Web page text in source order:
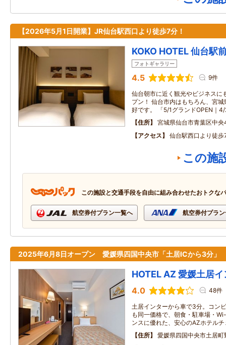
【2026年5月1日開業】JR仙台駅西口より徒歩7分！
KOKO HOTEL 仙台駅
フォトギャラリー
4.5 9件
仙台朝市に近く観光やビジネスに
プン！ 仙台市内はもちろん、宮
好です。 「5/1グランドOPEN｜
住所
宮城県仙台市青葉区中
アクセス
仙台駅西口より徒歩
この施
この施設と交通手段を自由に組み合わせたおトクな
航空券付プラン一覧へ 航空券付プラ
2025年6月8日オープン 愛媛県四国中央市「土居ICから3分」
HOTEL AZ 愛媛土居
4.0 48件
土居インターから車で3分。コン
も同一価格で、朝食・駐車場・
ンスに優れた、安心のAZホテル
住所
愛媛県四国中央市土居